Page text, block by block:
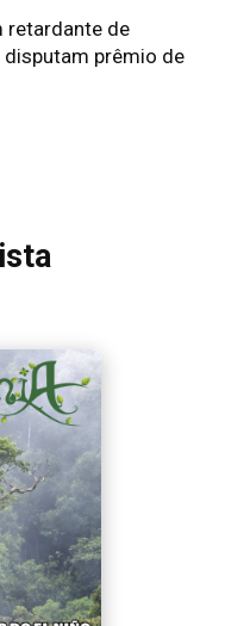
retardante de
disputam prêmio de